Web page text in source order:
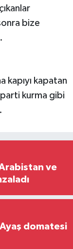
bize
kapıyı kapatan
parti kurma gibi
ve
domatesi